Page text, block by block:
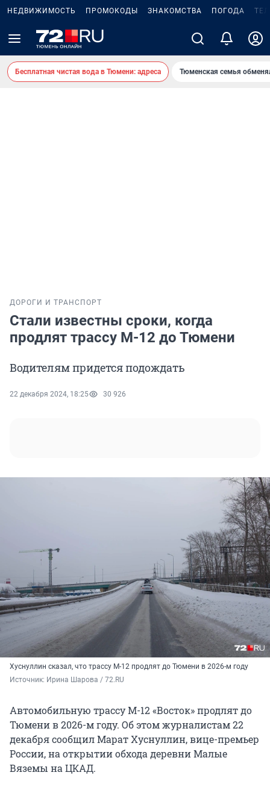
НЕДВИЖИМОСТЬ ПРОМОКОДЫ ЗНАКОМСТВА ПОГОДА
Бесплатная чистая вода в Тюмени: адреса Тюменская семья
ДОРОГИ И ТРАНСПОРТ
Стали известны сроки, когда
продлят трассу М-12 до Тюмени
Водителям придется подождать
22 декабря 2024, 18:25 30 926
Хуснуллин сказал, что трассу М-12 продлят до Тюмени в 2026-м году
Источник: Ирина Шарова / 72.RU
Автомобильную трассу М-12 «Восток» продлят до
Тюмени в 2026-м году. Об этом журналистам 22
декабря сообщил Марат Хуснуллин, вице-премьер
России, на открытии обхода деревни Малые
Вяземы на ЦКАД.